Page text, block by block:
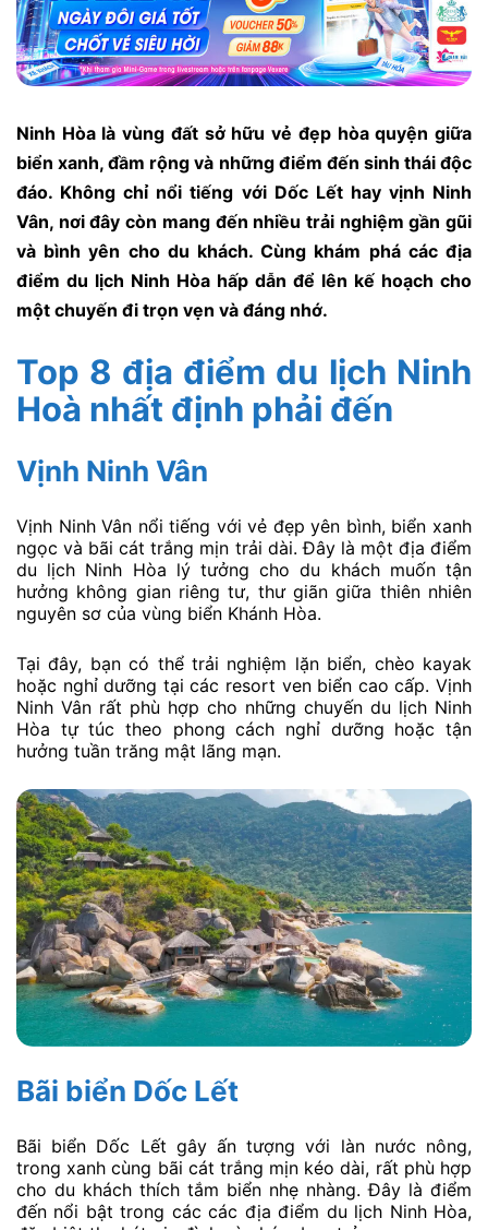
Ninh Hòa là vùng đất sở hữu vẻ đẹp hòa quyện giữa
biển xanh, đầm rộng và những điểm đến sinh thái độc
đáo. Không chỉ nổi tiếng với Dốc Lết hay vịnh Ninh
Vân, nơi đây còn mang đến nhiều trải nghiệm gần gũi
và bình yên cho du khách. Cùng khám phá các địa
điểm du lịch Ninh Hòa hấp dẫn để lên kế hoạch cho
một chuyến đi trọn vẹn và đáng nhớ.
Top 8 địa điểm du lịch Ninh
Hoà nhất định phải đến
Vịnh Ninh Vân
Vịnh Ninh Vân nổi tiếng với vẻ đẹp yên bình, biển xanh
ngọc và bãi cát trắng mịn trải dài. Đây là một địa điểm
du lịch Ninh Hòa lý tưởng cho du khách muốn tận
hưởng không gian riêng tư, thư giãn giữa thiên nhiên
nguyên sơ của vùng biển Khánh Hòa.
Tại đây, bạn có thể trải nghiệm lặn biển, chèo kayak
hoặc nghỉ dưỡng tại các resort ven biển cao cấp. Vịnh
Ninh Vân rất phù hợp cho những chuyến du lịch Ninh
Hòa tự túc theo phong cách nghỉ dưỡng hoặc tận
hưởng tuần trăng mật lãng mạn.
Bãi biển Dốc Lết
Bãi biển Dốc Lết gây ấn tượng với làn nước nông,
trong xanh cùng bãi cát trắng mịn kéo dài, rất phù hợp
cho du khách thích tắm biển nhẹ nhàng. Đây là điểm
đến nổi bật trong các các địa điểm du lịch Ninh Hòa,